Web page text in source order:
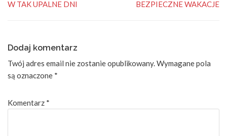
W TAK UPALNE DNI BEZPIECZNE WAKACJE
Dodaj komentarz
Twój adres email nie zostanie opublikowany.Wymagane pola
są oznaczone *
Komentarz *